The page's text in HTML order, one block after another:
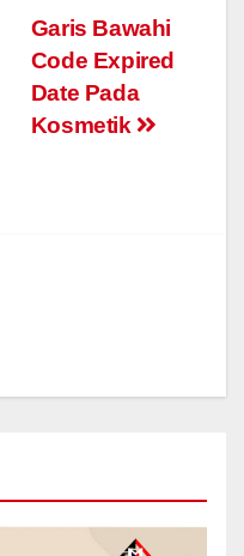
Garis Bawahi
Code Expired
Date Pada
Kosmetik